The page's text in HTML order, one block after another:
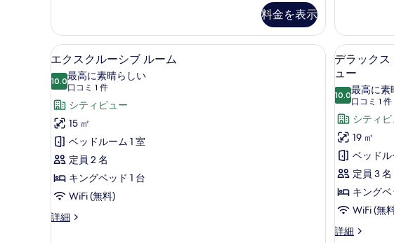
真
を
表
示
す
る
Annex
Building
の
詳
細
料金を表示
を
表
示
す
る
Building
の
詳
細
エ
ク
ス
ク
ル
ー
シ
ブ
ル
ー
エクスクルーシブ ルーム | 高級寝具、羽毛の掛け
9
エクスクルーシブ ルーム
10.010 点中 10.0
最高に素晴らしい
口コミ 1 件
(口
コ
ミ
件)
シティビュー
15 ㎡
ベッドルーム 1 室
定員 2 名
キングベッド 1 台
WiFi (無料)
詳細
エ
デ
ラ
ッ
ク
ス
ダ
ブ
ル
ま
た
は
10
デラック
ュー
10.010 点中 10.0
最高に素
口コミ 1 件
(口
コ
ミ
件)
シティビ
19 ㎡
ベッドル
定員 3 名
キング
WiFi (無
詳細
デ